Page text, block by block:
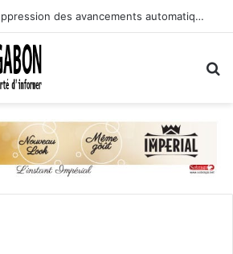
(Tribune libre) Suppression des avancements automatiques : l’assassinat programmé des carrières des agents publics